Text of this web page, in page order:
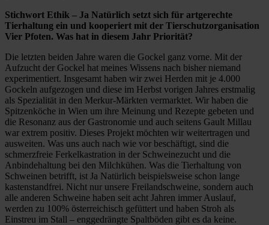
Stichwort Ethik – Ja Natürlich setzt sich für artgerechte
Tierhaltung ein und kooperiert mit der Tierschutzorganisation
Vier Pfoten. Was hat in diesem Jahr Priorität?
Die letzten beiden Jahre waren die Gockel ganz vorne. Mit der
Aufzucht der Gockel hat meines Wissens nach bisher niemand
experimentiert. Insgesamt haben wir zwei Herden mit je 4.000
Gockeln aufgezogen und diese im Herbst vorigen Jahres erstmalig
als Spezialität in den Merkur-Märkten vermarktet. Wir haben die
Spitzenköche in Wien um ihre Meinung und Rezepte gebeten und
die Resonanz aus der Gastronomie und auch seitens Gault Millau
war extrem positiv. Dieses Projekt möchten wir weitertragen und
ausweiten. Was uns auch nach wie vor beschäftigt, sind die
schmerzfreie Ferkelkastration in der Schweinezucht und die
Anbindehaltung bei den Milchkühen. Was die Tierhaltung von
Schweinen betrifft, ist Ja Natürlich beispielsweise schon lange
kastenstandfrei. Nicht nur unsere Freilandschweine, sondern auch
alle anderen Schweine haben seit acht Jahren immer Auslauf,
werden zu 100% österreichisch gefüttert und haben Stroh als
Einstreu im Stall – enggedrängte Spaltböden gibt es da keine.